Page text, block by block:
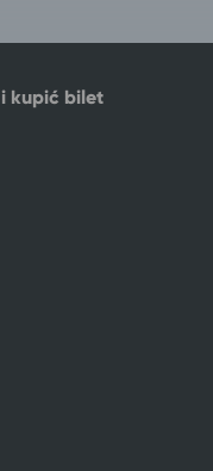
kupić bilet